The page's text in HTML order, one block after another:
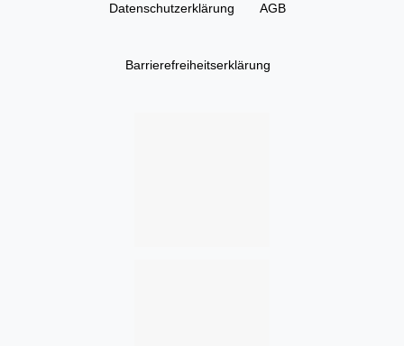
Daten­schutz­erklärung AGB
Barrierefreiheitserklärung